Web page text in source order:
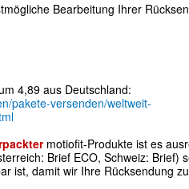
Bearbeitung Ihrer
4,89 aus Deutschland:
pakete-versenden/weltweit-
motiofit-Produkte ist es
Brief ECO, Schweiz: Brief)
ist, damit wir Ihre Rücksendung